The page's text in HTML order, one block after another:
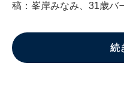
稿：峯岸みなみ、31歳バ
続